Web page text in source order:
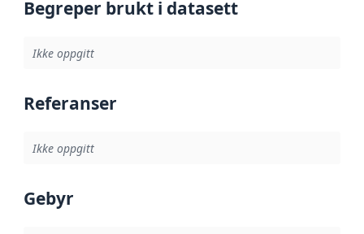
Begreper brukt i datasett
Ikke oppgitt
Referanser
Ikke oppgitt
Gebyr